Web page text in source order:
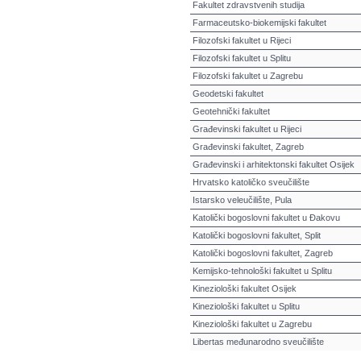
Fakultet zdravstvenih studija
Farmaceutsko-biokemijski fakultet
Filozofski fakultet u Rijeci
Filozofski fakultet u Splitu
Filozofski fakultet u Zagrebu
Geodetski fakultet
Geotehnički fakultet
Građevinski fakultet u Rijeci
Građevinski fakultet, Zagreb
Građevinski i arhitektonski fakultet Osijek
Hrvatsko katoličko sveučilište
Istarsko veleučilište, Pula
Katolički bogoslovni fakultet u Đakovu
Katolički bogoslovni fakultet, Split
Katolički bogoslovni fakultet, Zagreb
Kemijsko-tehnološki fakultet u Splitu
Kineziološki fakultet Osijek
Kineziološki fakultet u Splitu
Kineziološki fakultet u Zagrebu
Libertas međunarodno sveučilište